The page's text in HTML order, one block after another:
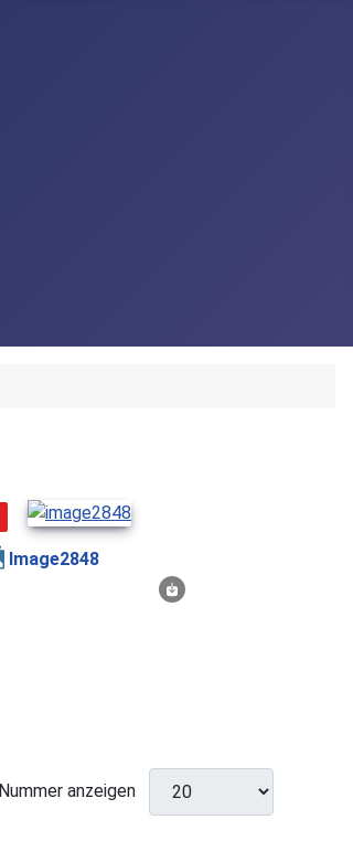
image2848
Nummer anzeigen